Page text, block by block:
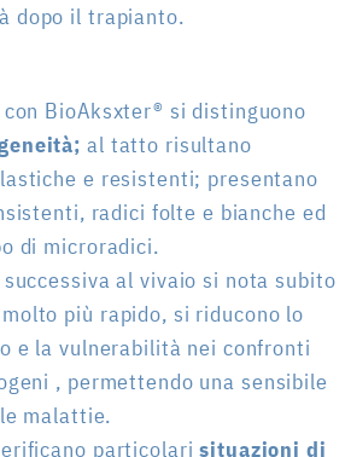
dopo il trapianto.
BioAksxter® si distinguono
al tatto risultano
e resistenti; presentano
radici folte e bianche ed
di microradici.
al vivaio si nota subito
più rapido, si riducono lo
e la vulnerabilità nei confronti
, permettendo una sensibile
malattie.
particolari situazioni di